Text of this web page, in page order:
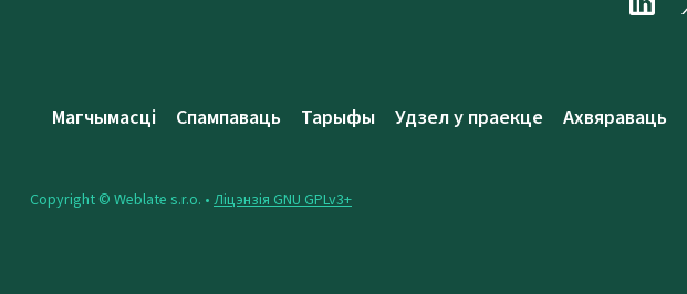
Магчымасці Спампаваць Тарыфы Удзел у праекце Ахвяраваць
Copyright © Weblate s.r.o. • Ліцэнзія GNU GPLv3+